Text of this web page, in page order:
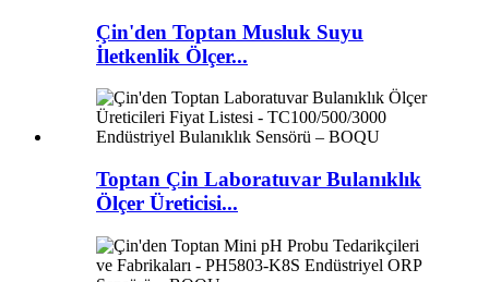
Çin'den Toptan Musluk Suyu
İletkenlik Ölçer...
Toptan Çin Laboratuvar Bulanıklık
Ölçer Üreticisi...